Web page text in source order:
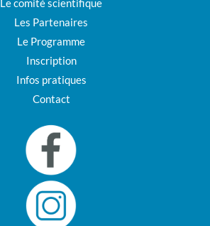
Le comité scientifique
Les Partenaires
Le Programme
Inscription
Infos pratiques
Contact